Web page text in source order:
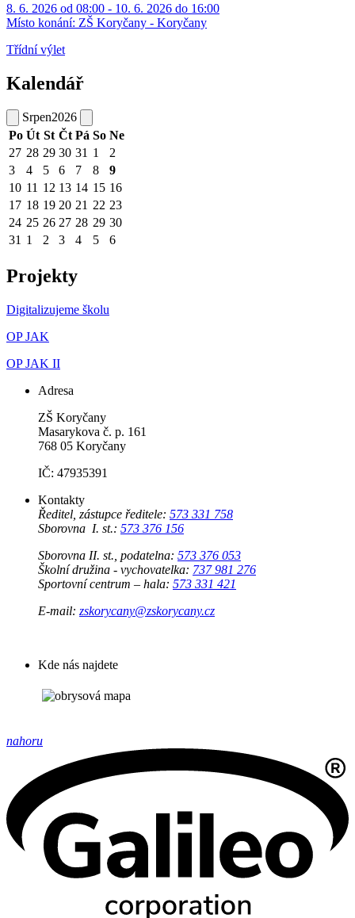
8. 6. 2026 od 08:00 - 10. 6. 2026 do 16:00
Místo konání: ZŠ Koryčany - Koryčany
Třídní výlet
Kalendář
Srpen2026
Po Út St Čt Pá So Ne
27 28 29 30 31 1
2
3
4 5 6 7 8
9
10 11 12 13 14 15 16
17 18 19 20 21 22 23
24 25 26 27 28 29 30
31 1 2 3 4 5 6
Projekty
Digitalizujeme školu
OP JAK
OP JAK II
Adresa
ZŠ Koryčany
Masarykova č. p. 161
768 05 Koryčany
IČ: 47935391
Kontakty
Ředitel, zástupce ředitele: 573 331 758
Sborovna I. st.: 573 376 156
Sborovna II. st., podatelna: 573 376 053
Školní družina - vychovatelka: 737 981 276
Sportovní centrum – hala: 573 331 421
E-mail: zskorycany@zskorycany.cz
Kde nás najdete
nahoru